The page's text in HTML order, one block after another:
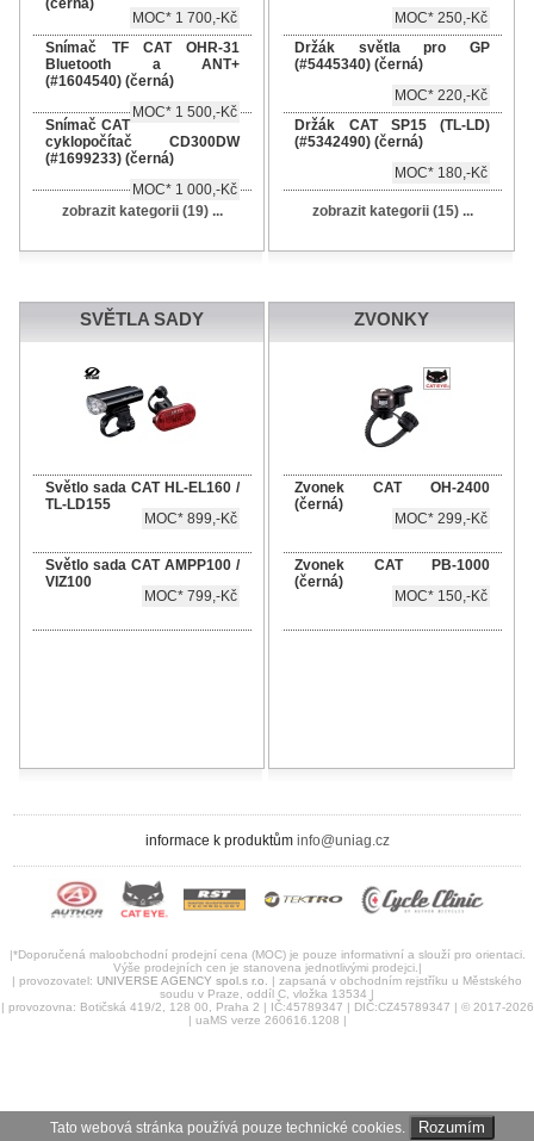
(černá)
MOC* 1 700,-Kč
Snímač TF CAT OHR-31
Bluetooth a ANT+
(#1604540) (černá)
MOC* 1 500,-Kč
Snímač CAT
cyklopočítač CD300DW
(#1699233) (černá)
MOC* 1 000,-Kč
zobrazit kategorii (19) ...
MOC* 250,-Kč
Držák světla pro GP
(#5445340) (černá)
MOC* 220,-Kč
Držák CAT SP15 (TL-LD)
(#5342490) (černá)
MOC* 180,-Kč
zobrazit kategorii (15) ...
SVĚTLA SADY
Světlo sada CAT HL-EL160 /
TL-LD155
MOC* 899,-Kč
Světlo sada CAT AMPP100 /
VIZ100
MOC* 799,-Kč
ZVONKY
Zvonek CAT OH-2400
(černá)
MOC* 299,-Kč
Zvonek CAT PB-1000
(černá)
MOC* 150,-Kč
informace k produktům info@uniag.cz
Tato webová stránka používá pouze technické cookies. Rozumím
|*Doporučená maloobchodní prodejní cena (MOC) je pouze informativní a slouží pro orientaci.
Výše prodejních cen je stanovena jednotlivými prodejci.|
| provozovatel: UNIVERSE AGENCY spol.s r.o.
| zapsaná v obchodním rejstříku u Městského
soudu v Praze, oddíl C, vložka 13534 |
| provozovna: Botičská 419/2, 128 00, Praha 2 | IČ:45789347 | DIČ:CZ45789347 | © 2017-2026
| uaMS verze 260616.1208 |